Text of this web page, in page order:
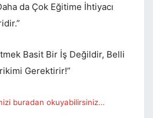
da Çok Eğitime İhtiyacı
Basit Bir İş Değildir, Belli
Gerektirir!”
buradan okuyabilirsiniz…